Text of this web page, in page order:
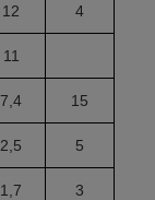
12 4
11
7,4 15
2,5 5
1,7 3